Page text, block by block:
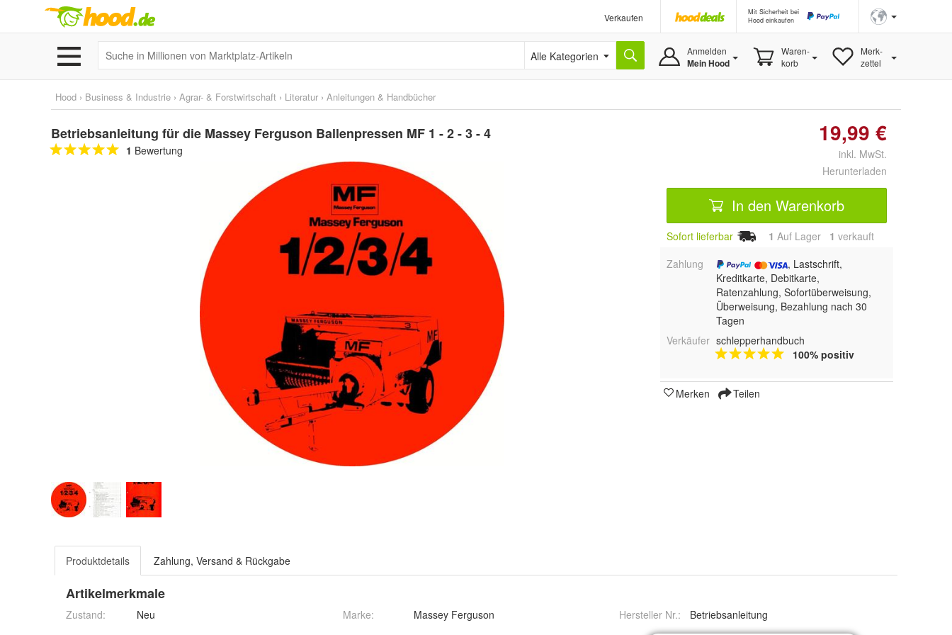
Verkaufen
Mit Sicherheit bei
Hood einkaufen
Alle Kategorien Anmelden
Mein Hood
Waren-
korb
Merk-
zettel
Hood › Business & Industrie › Agrar- & Forstwirtschaft › Literatur › Anleitungen & Handbücher
Betriebsanleitung für die Massey Ferguson Ballenpressen MF 1 - 2 - 3 - 4
1 Bewertung
19,99 €
inkl. MwSt.
Herunterladen
In den Warenkorb
Sofort lieferbar 1 Auf Lager 1 verkauft
Zahlung
, Lastschrift,
Kreditkarte, Debitkarte,
Ratenzahlung, Sofortüberweisung,
Überweisung, Bezahlung nach 30
Tagen
Verkäufer schlepperhandbuch
100% positiv
Merken Teilen
Produktdetails Zahlung, Versand & Rückgabe
Artikelmerkmale
Zustand: Neu Marke: Massey Ferguson Hersteller Nr.: Betriebsanleitung